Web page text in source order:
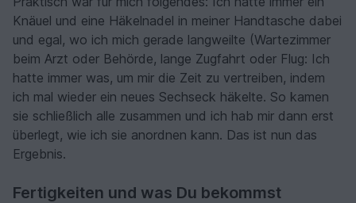
Knäuel und eine Häkelnadel in meiner Handtasche dabei
und egal, wo ich mich gerade langweilte (Wartezimmer
beim Arzt oder Behörde, lange Zugfahrt oder Flug: Ich
hatte immer was, um mir die Zeit zu vertreiben, indem
ich mal wieder ein neues Sechseck häkelte. So kamen
sie schließlich alle zusammen und ich hab mir dann erst
überlegt, wie ich sie anordnen kann. Das ist nun das
Ergebnis.
Fertigkeiten und was Du bekommst